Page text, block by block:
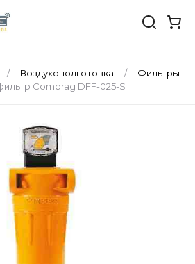
Воздухоподготовка
Фильтры
Comprag DFF-025-S